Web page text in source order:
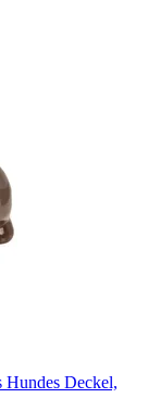
Hundes Deckel,